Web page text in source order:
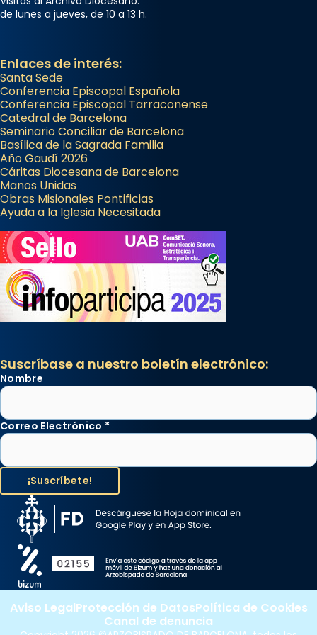
partir de l’Edat Mitjana sorgeix la tradició
Semproniana (“relatiu a Semprònia =
eterna”) són deixebles seves. I l’any 1667, el
frare Joan Gaspar Roig, afirma en una obra
que les santes són filles de l’antiga Iluro.
Mataró en reivindicarà les relíq
...Ver más
Foto
View on Facebook
de lunes a jueves, de 10 a 13 h.
Enlaces de interés:
Santa Sede
Conferencia Episcopal Española
Conferencia Episcopal Tarraconense
Catedral de Barcelona
Seminario Conciliar de Barcelona
Basílica de la Sagrada Familia
Año Gaudí 2026
Cáritas Diocesana de Barcelona
Manos Unidas
Obras Misionales Pontificias
Ayuda a la Iglesia Necesitada
Suscríbase a nuestro boletín electrónico:
Nombre
Correo Electrónico *
Aviso LegalProtección de DatosPolítica de Cookies
Canal de denuncia